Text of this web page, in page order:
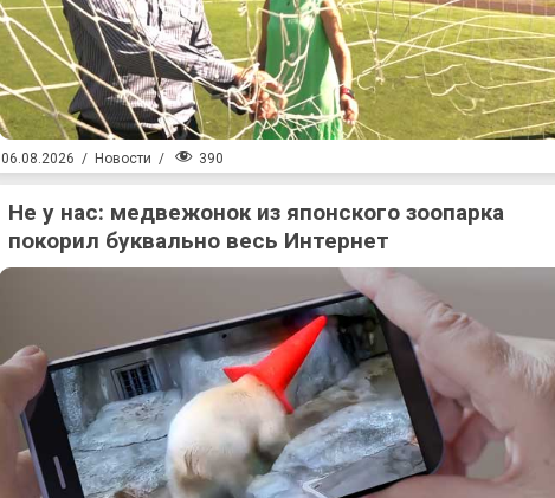
06.08.2026 / Новости / 390
Не у нас: медвежонок из японского зоопарка
покорил буквально весь Интернет